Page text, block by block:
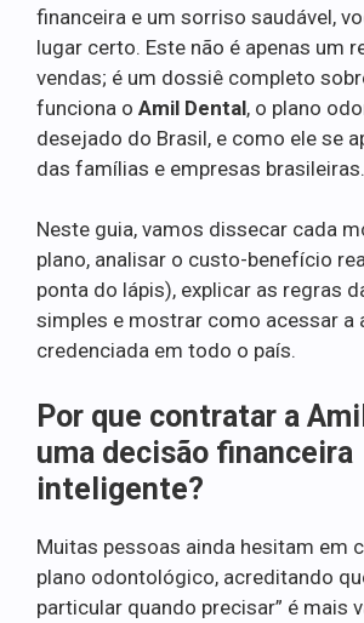
financeira e um sorriso saudável,
lugar certo. Este não é apenas um
vendas; é um dossiê completo
funciona o Amil Dental, o plano
desejado do Brasil, e como ele se
das famílias e empresas brasileiras.
Neste guia, vamos dissecar cada
plano, analisar o custo-benefício
ponta do lápis), explicar as regras
simples e mostrar como acessar a
credenciada em todo o país.
Por que contratar a
uma decisão financeira
inteligente?
Muitas pessoas ainda hesitam em
plano odontológico, acreditando
particular quando precisar” é mais